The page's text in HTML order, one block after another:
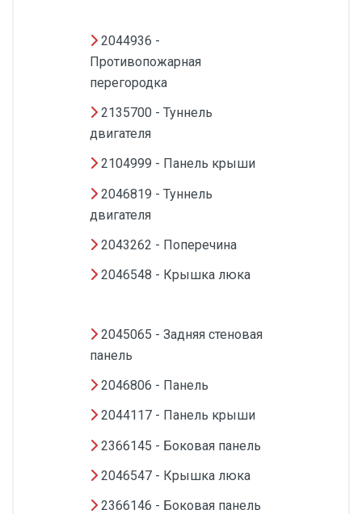
2044936 -
Противопожарная
перегородка
2135700 - Туннель
двигателя
2104999 - Панель крыши
2046819 - Туннель
двигателя
2043262 - Поперечина
2046548 - Крышка люка
2045065 - Задняя стеновая
панель
2046806 - Панель
2044117 - Панель крыши
2366145 - Боковая панель
2046547 - Крышка люка
2366146 - Боковая панель